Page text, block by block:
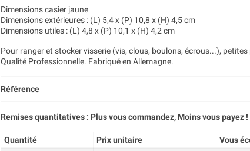
Dimensions casier jaune
Dimensions extérieures : (L) 5,4 x (P) 10,8 x (H) 4,5 cm
Dimensions utiles : (L) 4,8 x (P) 10,1 x (H) 4,2 cm
Pour ranger et stocker visserie (vis, clous, boulons, écrous...),
Qualité Professionnelle. Fabriqué en Allemagne.
Référence
Remises quantitatives : Plus vous commandez, Moins vous payez !
Quantité Prix unitaire
Vous